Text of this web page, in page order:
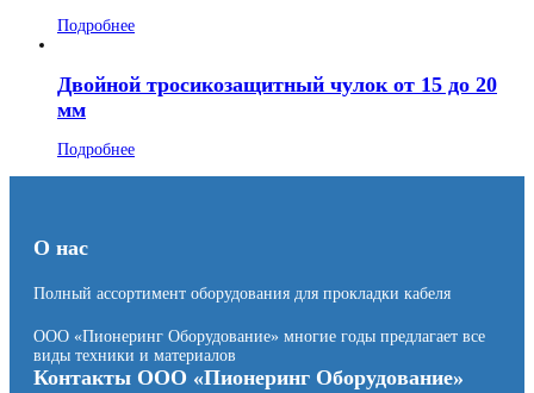
Подробнее
Двойной тросикозащитный чулок от 15 до 20
мм
Подробнее
О нас
Полный ассортимент оборудования для прокладки кабеля
ООО «Пионеринг Оборудование» многие годы предлагает все
виды техники и материалов
Контакты ООО «Пионеринг Оборудование»